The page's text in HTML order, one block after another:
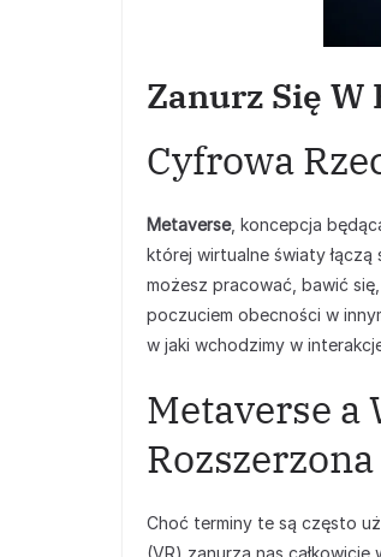
Zanurz Się W
Cyfrowa
Metaverse, koncepcja
której wirtualne światy
możesz pracować, bawić
poczuciem obecności w
w jaki wchodzimy w
Metaverse a
Choć terminy te są często
(VR) zanurza nas